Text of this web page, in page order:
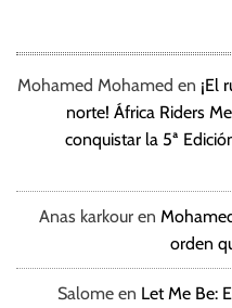
Mohamed Mohamed en ¡El
norte! África Riders
conquistar la 5ª
Anas karkour en
orden
Salome en Let Me Be: